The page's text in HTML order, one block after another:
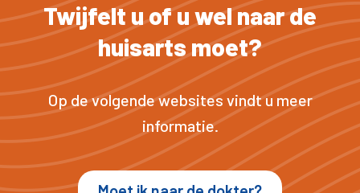
Twijfelt u of u wel naar de
huisarts moet?
Op de volgende websites vindt u meer
informatie.